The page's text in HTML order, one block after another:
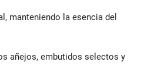
manteniendo la esencia del
añejos, embutidos selectos y